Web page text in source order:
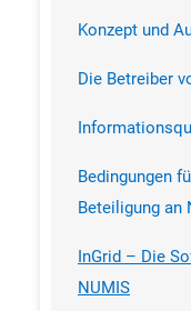
Konzept und
Die Betreiber
Bedingungen
Beteiligung an
InGrid – Die
NUMIS